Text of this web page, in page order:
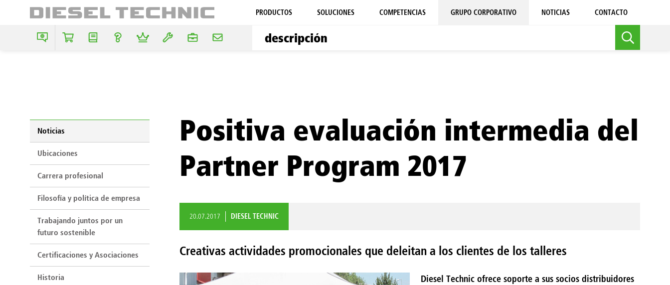
PRODUCTOS SOLUCIONES COMPETENCIAS GRUPO CORPORATIVO NOTICIAS CONTACTO
Positiva evaluación intermedia del
Partner Program 2017
20.07.2017 DIESEL TECHNIC
Creativas actividades promocionales que deleitan a los clientes de los talleres
Diesel Technic ofrece soporte a sus socios distribuidores
Noticias
Ubicaciones
Carrera profesional
Filosofía y política de empresa
Trabajando juntos por un
futuro sostenible
Certificaciones y Asociaciones
Historia